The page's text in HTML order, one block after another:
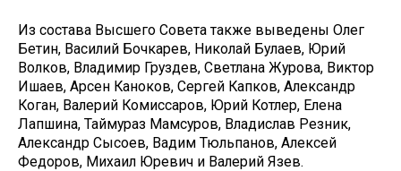
Из состава Высшего Совета также выведены Олег
Бетин, Василий Бочкарев, Николай Булаев, Юрий
Волков, Владимир Груздев, Светлана Журова, Виктор
Ишаев, Арсен Каноков, Сергей Капков, Александр
Коган, Валерий Комиссаров, Юрий Котлер, Елена
Лапшина, Таймураз Мамсуров, Владислав Резник,
Александр Сысоев, Вадим Тюльпанов, Алексей
Федоров, Михаил Юревич и Валерий Язев.